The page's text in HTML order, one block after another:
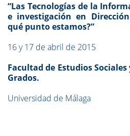
“Las Tecnologías de la
e investigación en
qué punto estamos?”
16 y 17 de abril de 2015
Facultad de Estudios
Grados.
Universidad de Málaga